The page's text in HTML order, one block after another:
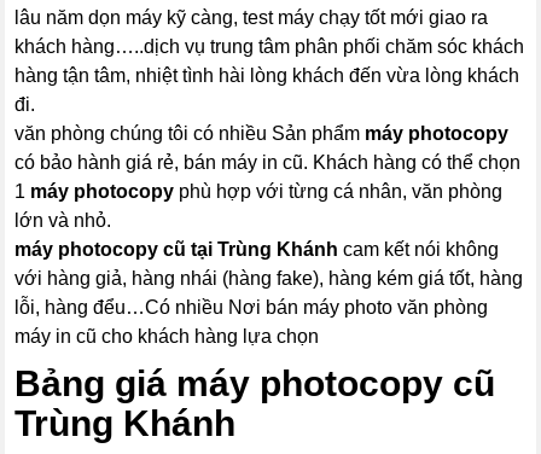
lâu năm dọn máy kỹ càng, test máy chạy tốt mới giao ra
khách hàng…..dịch vụ trung tâm phân phối chăm sóc khách
hàng tận tâm, nhiệt tình hài lòng khách đến vừa lòng khách
đi.
văn phòng chúng tôi có nhiều Sản phẩm máy photocopy
có bảo hành giá rẻ, bán máy in cũ. Khách hàng có thể chọn
1 máy photocopy phù hợp với từng cá nhân, văn phòng
lớn và nhỏ.
máy photocopy cũ tại Trùng Khánh cam kết nói không
với hàng giả, hàng nhái (hàng fake), hàng kém giá tốt, hàng
lỗi, hàng đểu…Có nhiều Nơi bán máy photo văn phòng
máy in cũ cho khách hàng lựa chọn
Bảng giá máy photocopy cũ
Trùng Khánh